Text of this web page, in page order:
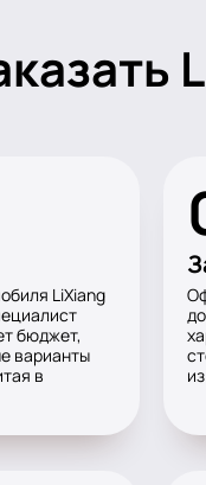
LiXiang
бюджет,
варианты
в